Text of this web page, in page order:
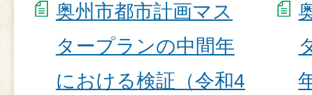
奥州市都市計画マス
タープランの中間年
における検証（令和4